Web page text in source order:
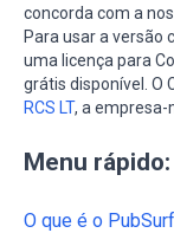
concorda com a
Para usar a versão
uma licença para
grátis disponível. O
RCS LT, a empresa-
Menu rápido:
O que é o